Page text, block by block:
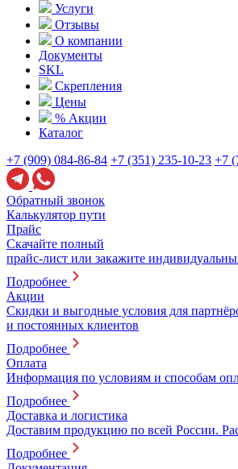
Услуги
Отзывы
О компании
Документы
SKL
Скрепления
Цены
% Акции
Каталог
+7 (909) 084-86-84 +7 (351) 235-10-23 +7
Обратный звонок
Калькулятор пути
Прайс
Скачайте полный
прайс-лист или закажите
Подробнее
Акции
Скидки и выгодные условия для
и постоянных клиентов
Подробнее
Оплата
Информация по условиям и способам
Подробнее
Доставка и логистика
Доставим продукцию по всей России.
Подробнее